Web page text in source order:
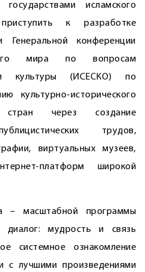
исламского
к разработке
Генеральной конференции
мира по вопросам
культуры (ИСЕСКО) по
культурно-исторического
стран через создание
трудов,
виртуальных музеев,
платформ широкой
– масштабной программы
диалог: мудрость и связь
системное ознакомление
с лучшими произведениями